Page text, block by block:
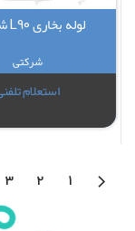
لوله بخاری L90 شرکتی
شرکتی
استعلام
1
2
3